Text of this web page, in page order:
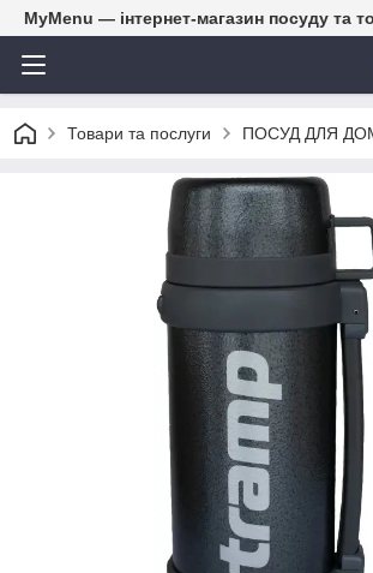
MyMenu — інтернет-магазин посуду та
Товари та послуги ПОСУД ДЛЯ